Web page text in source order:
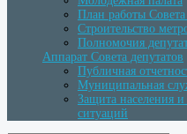
План работы Совета
Строительство
Полномочия
Аппарат Совета депутатов
Публичная
Муниципальная
Защита населения
ситуаций